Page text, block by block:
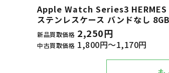
Apple Watch Series3
ステンレスケース バンドなし 8GB
新品買取価格 2,250円
中古買取価格 1,800円～1,170円